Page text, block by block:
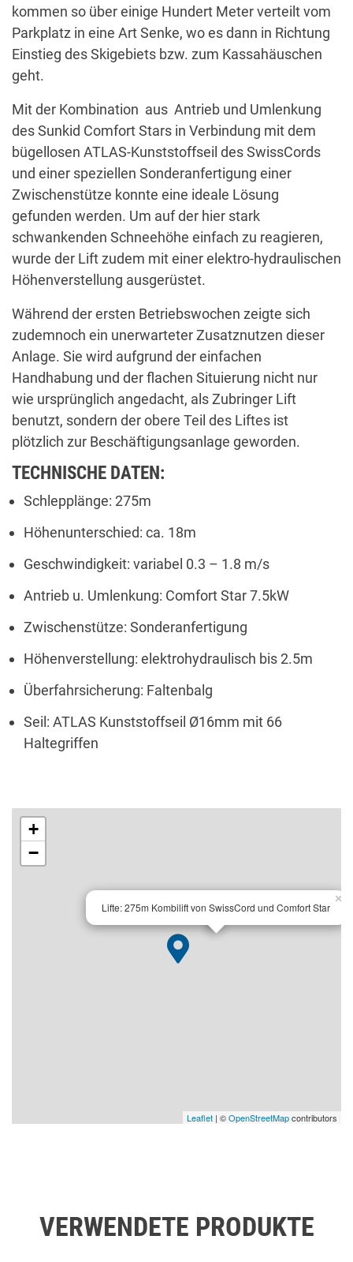
kommen so über einige Hundert Meter verteilt vom
Parkplatz in eine Art Senke, wo es dann in Richtung
Einstieg des Skigebiets bzw. zum Kassahäuschen
geht.
Mit der Kombination aus Antrieb und Umlenkung
des Sunkid Comfort Stars in Verbindung mit dem
bügellosen ATLAS-Kunststoffseil des SwissCords
und einer speziellen Sonderanfertigung einer
Zwischenstütze konnte eine ideale Lösung
gefunden werden. Um auf der hier stark
schwankenden Schneehöhe einfach zu reagieren,
wurde der Lift zudem mit einer elektro-hydraulischen
Höhenverstellung ausgerüstet.
Während der ersten Betriebswochen zeigte sich
zudemnoch ein unerwarteter Zusatznutzen dieser
Anlage. Sie wird aufgrund der einfachen
Handhabung und der flachen Situierung nicht nur
wie ursprünglich angedacht, als Zubringer Lift
benutzt, sondern der obere Teil des Liftes ist
plötzlich zur Beschäftigungsanlage geworden.
TECHNISCHE DATEN:
Schlepplänge: 275m
Höhenunterschied: ca. 18m
Geschwindigkeit: variabel 0.3 – 1.8 m/s
Antrieb u. Umlenkung: Comfort Star 7.5kW
Zwischenstütze: Sonderanfertigung
Höhenverstellung: elektrohydraulisch bis 2.5m
Überfahrsicherung: Faltenbalg
Seil: ATLAS Kunststoffseil Ø16mm mit 66
Haltegriffen
Lifte: 275m Kombilift von SwissCord und Comfort Star
×
+
−
Leaflet | ©OpenStreetMapcontributors
VERWENDETE PRODUKTE